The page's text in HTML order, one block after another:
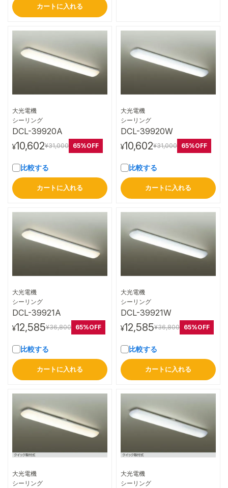
カートに入れる
大光電機
シーリング
DCL-39920A
¥10,602¥31,000 65%OFF
比較する
カートに入れる
大光電機
シーリング
DCL-39920W
¥10,602¥31,000 65%OFF
比較する
カートに入れる
大光電機
シーリング
DCL-39921A
¥12,585¥36,800 65%OFF
比較する
カートに入れる
大光電機
シーリング
DCL-39921W
¥12,585¥36,800 65%OFF
比較する
カートに入れる
大光電機
シーリング
大光電機
シーリング